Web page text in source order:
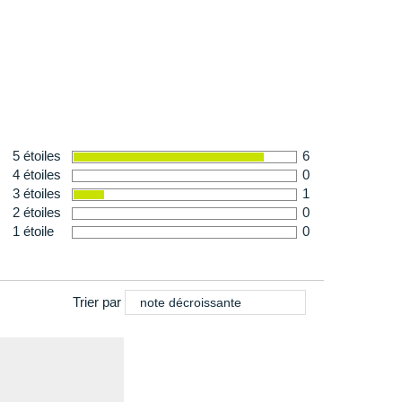
et ses contacts (locaux) avec ses
accès à des informations sur la législation locale, la
formations en usine et des visites d'usine. La FWF
qui permet aux travailleurs d'usine de signaler
de travail. Pour sensibiliser les travailleurs
également un programme d'éducation sur le lieu de
5 étoiles
6
4 étoiles
0
3 étoiles
1
2 étoiles
0
1 étoile
0
Trier par note décroissante